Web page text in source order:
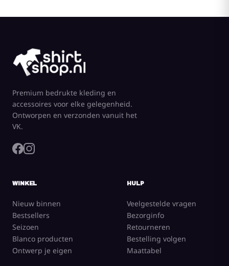
Premium bedrukte kleding en
accessoires voor elke gelegenheid.
Ontworpen en verzonden vanuit het
VK.
WINKEL
Nieuw binnen
Bestsellers
Seizoen
Blanco producten
Ontwerp je eigen
HULP
Veelgestelde vragen
Bezorginfo
Retourneren
Bestelling volgen
Maattabel